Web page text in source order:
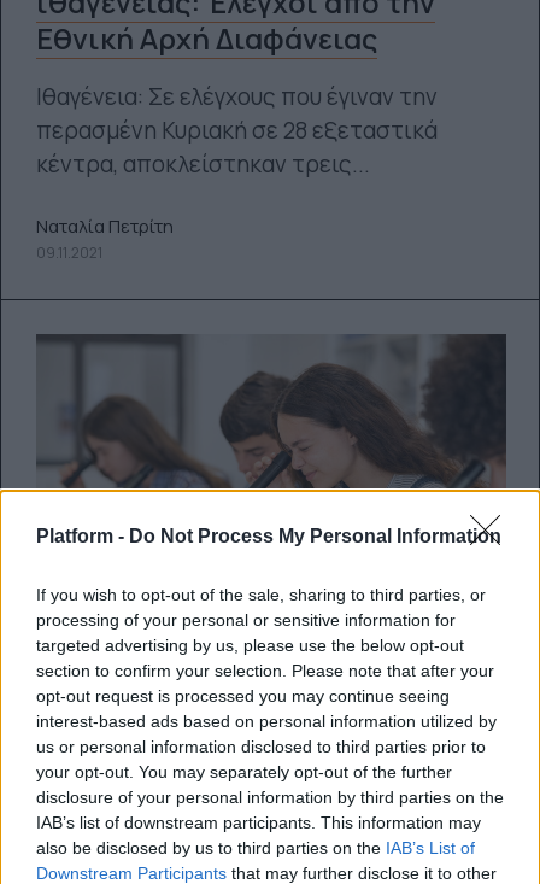
Platform - Do Not Process My Personal Information
If you wish to opt-out of the sale, sharing to third parties, or
processing of your personal or sensitive information for
targeted advertising by us, please use the below opt-out
section to confirm your selection. Please note that after your
opt-out request is processed you may continue seeing
interest-based ads based on personal information utilized by
us or personal information disclosed to third parties prior to
your opt-out. You may separately opt-out of the further
disclosure of your personal information by third parties on the
IAB’s list of downstream participants. This information may
also be disclosed by us to third parties on the IAB’s List of
Downstream Participants that may further disclose it to other
Εθνική Αρχή Διαφάνειας
Ιθαγένεια: Σε ελέγχους που έγιναν την
περασμένη Κυριακή σε 28 εξεταστικά
κέντρα, αποκλείστηκαν τρεις...
Ναταλία Πετρίτη
09.11.2021
Διάκριση Γεωπονικού
Πανεπιστημίου: Επίσκεψη στο
ανώτατο ίδρυμα
πραγματοποίησε η Χαρά
Κεφαλίδου